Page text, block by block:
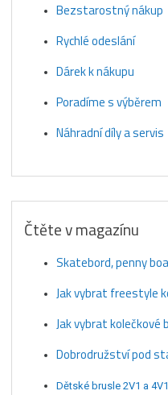
Bezstarostný nákup
Rychlé odeslání
Dárek k nákupu
Poradíme s výběrem
Náhradní díly a servis
Čtěte v magazínu
Skatebord, penny
Jak vybrat freestyle
Jak vybrat kolečkové
Dobrodružství pod
Dětské brusle 2V1 a 4V1